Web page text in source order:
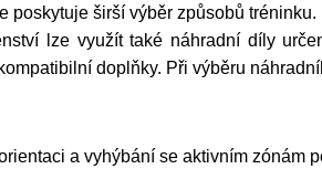
poskytuje širší výběr způsobů tréninku.
lze využít také náhradní díly
doplňky. Při výběru
a vyhýbání se aktivním zónám